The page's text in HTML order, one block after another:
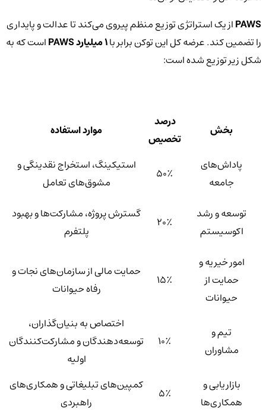
PAWSاز یک استراتژی توزیع منظم پیروی می‌کند تا عدالت و پایداری
را تضمین کند. عرضه کل این توکن برابر با۱ میلیارد PAWS
است که به
شکل زیر توزیع شده است:
بخش
درصد
تخصیص
موارد استفاده
پاداش‌های
جامعه
۵۰٪
استیکینگ، استخراج نقدینگی و
مشوق‌های تعامل
توسعه و رشد
اکوسیستم
۲۰٪
گسترش پروژه، مشارکت‌ها و بهبود
پلتفرم
امور خیریه و
حمایت از
حیوانات
۱۵٪
حمایت مالی از سازمان‌های نجات و
رفاه حیوانات
تیم و
مشاوران
۱۰٪
اختصاص به بنیان‌گذاران،
توسعه‌دهندگان و مشارکت‌کنندگان
اولیه
بازاریابی و
همکاری‌ها
۵٪
کمپین‌های تبلیغاتی و همکاری‌های
راهبردی